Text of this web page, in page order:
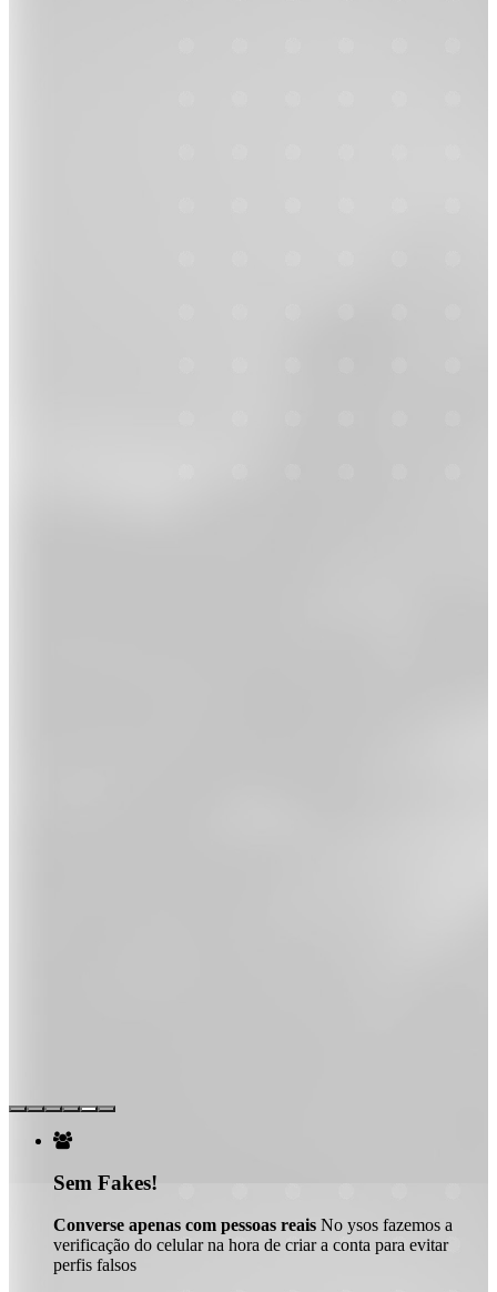

Sem Fakes!
Converse apenas com pessoas reais No ysos fazemos a
verificação do celular na hora de criar a conta para evitar
perfis falsos